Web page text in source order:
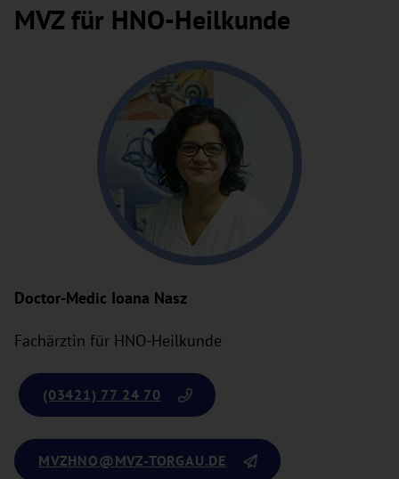
MVZ für HNO-Heilkunde
Doctor-Medic Ioana Nasz
Fachärztin für HNO-Heilkunde
(03421) 77 24 70
MVZHNO@MVZ-TORGAU.DE